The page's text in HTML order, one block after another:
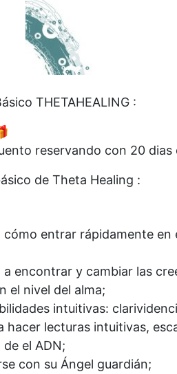
THETAHEALING :
reservando con 20
de Theta Healing :
entrar rápidamente en
encontrar y cambiar las
el nivel del alma;
intuitivas:
hacer lecturas intuitivas,
el ADN;
con su Ángel guardián;